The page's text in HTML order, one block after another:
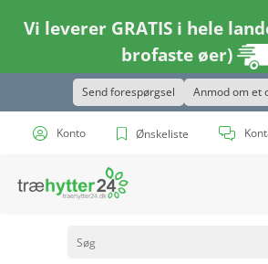
Vi leverer GRATIS i hele
brofaste øer)
Send forespørgsel Anmod om et
Konto Ønskeliste